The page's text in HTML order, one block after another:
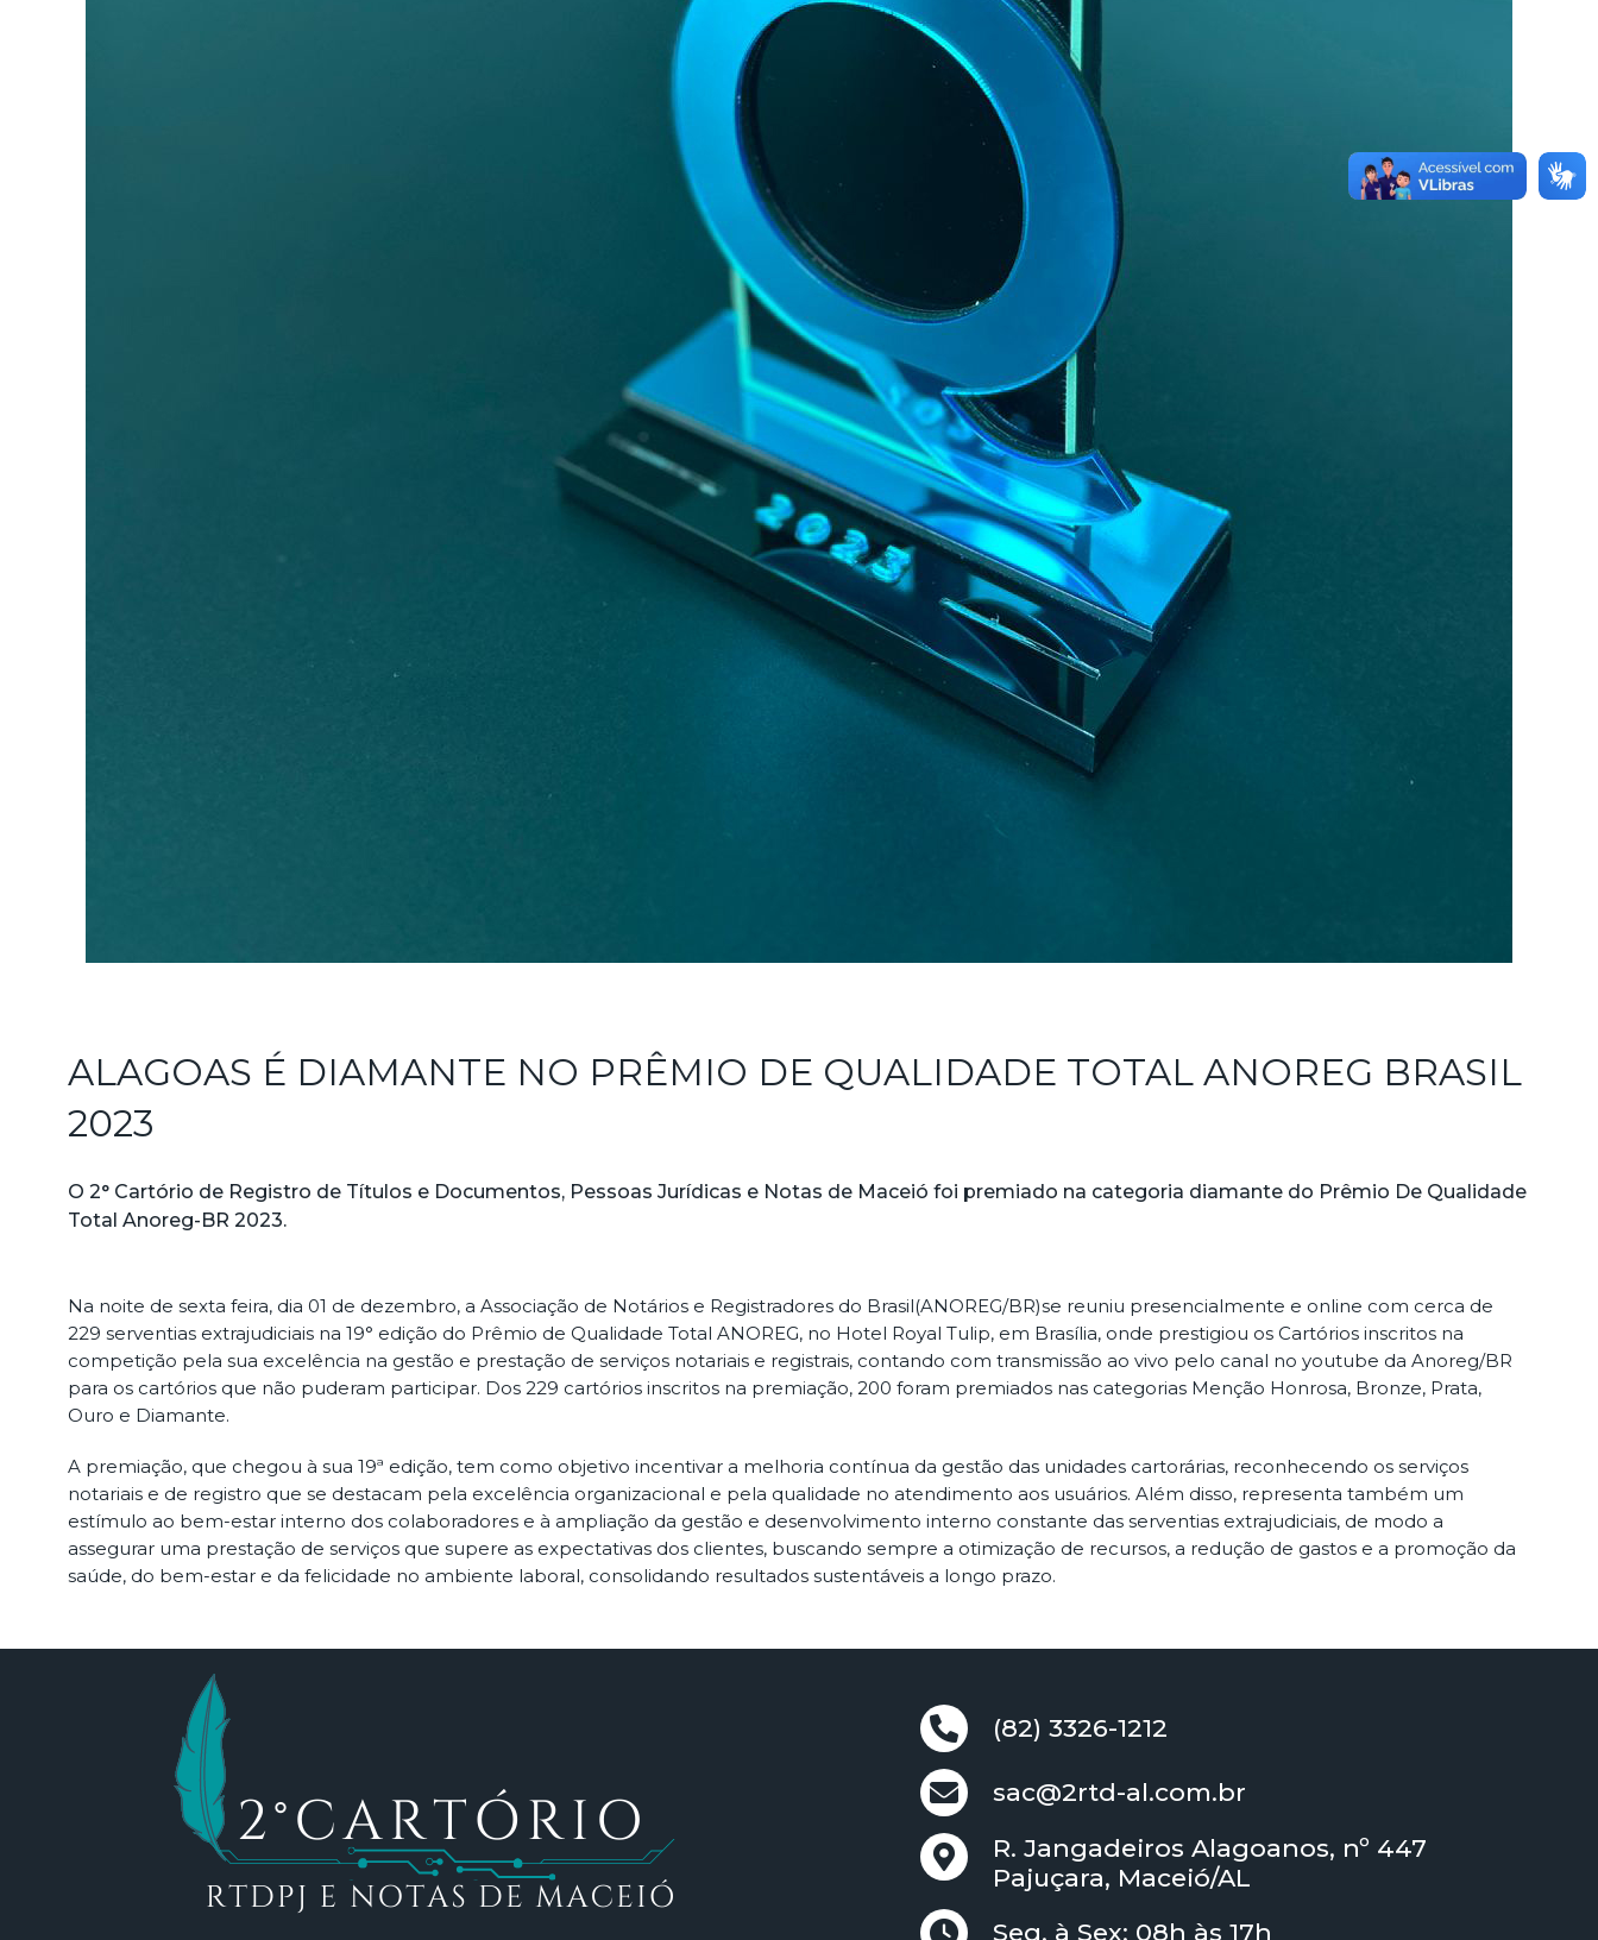
ALAGOAS É DIAMANTE NO PRÊMIO DE QUALIDADE TOTAL ANOREG BRASIL
2023
O 2° Cartório de Registro de Títulos e Documentos, Pessoas Jurídicas e Notas de Maceió foi premiado na categoria diamante do Prêmio De Qualidade
Total Anoreg-BR 2023.
Na noite de sexta feira, dia 01 de dezembro, a Associação de Notários e Registradores do Brasil(ANOREG/BR)se reuniu presencialmente e online com cerca de
229 serventias extrajudiciais na 19° edição do Prêmio de Qualidade Total ANOREG, no Hotel Royal Tulip, em Brasília, onde prestigiou os Cartórios inscritos na
competição pela sua excelência na gestão e prestação de serviços notariais e registrais, contando com transmissão ao vivo pelo canal no youtube da Anoreg/BR
para os cartórios que não puderam participar. Dos 229 cartórios inscritos na premiação, 200 foram premiados nas categorias Menção Honrosa, Bronze, Prata,
Ouro e Diamante.
A premiação, que chegou à sua 19ª edição, tem como objetivo incentivar a melhoria contínua da gestão das unidades cartorárias, reconhecendo os serviços
notariais e de registro que se destacam pela excelência organizacional e pela qualidade no atendimento aos usuários. Além disso, representa também um
estímulo ao bem-estar interno dos colaboradores e à ampliação da gestão e desenvolvimento interno constante das serventias extrajudiciais, de modo a
assegurar uma prestação de serviços que supere as expectativas dos clientes, buscando sempre a otimização de recursos, a redução de gastos e a promoção da
saúde, do bem-estar e da felicidade no ambiente laboral, consolidando resultados sustentáveis a longo prazo.
(82) 3326-1212
sac@2rtd-al.com.br
R. Jangadeiros Alagoanos, nº 447
Pajuçara, Maceió/AL
Seg. à Sex: 08h às 17h